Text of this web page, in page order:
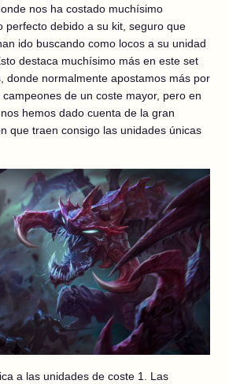
nos ha costado muchísimo
perfecto debido a su kit, seguro que
ido buscando como locos a su unidad
destaca muchísimo más en este set
donde normalmente apostamos más por
de un coste mayor, pero en
hemos dado cuenta de la gran
que traen consigo las unidades únicas
a las unidades de coste 1. Las